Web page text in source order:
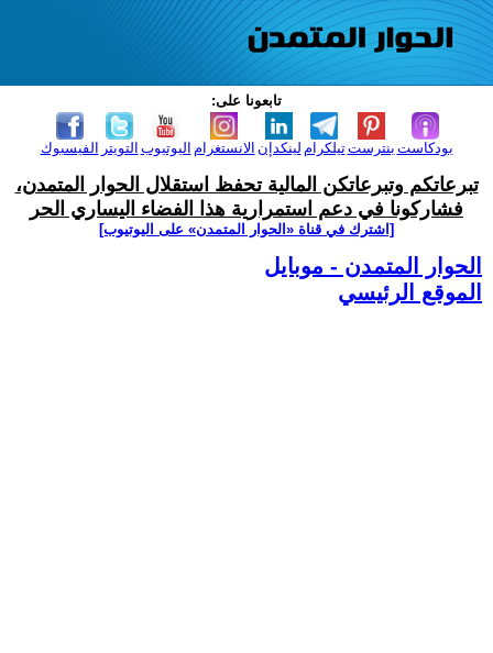
تابعونا على:
الفيسبوك التويتر اليوتيوب الانستغرام لينكدإن تيلكرامبنترست بودكاست
تبرعاتكم وتبرعاتكن المالية تحفظ استقلال الحوار المتمدن،
فشاركونا في دعم استمرارية هذا الفضاء اليساري الحر
[اشترك في قناة ‫«الحوار المتمدن» على اليوتيوب]
الحوار المتمدن - موبايل
الموقع الرئيسي